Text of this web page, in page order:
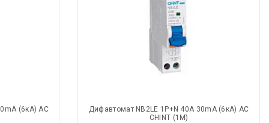
(6кА) АС
Дифавтомат NB2LE 1P+N 40А 30mA (6кА) АС
CHINT (1М)